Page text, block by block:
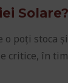
Solare?
poți stoca
critice, în